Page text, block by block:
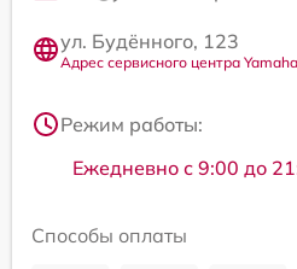
ул. Будённого, 123
Адрес сервисного центра Yamaha
Режим работы:
Ежедневно с 9:00 до
Способы оплаты